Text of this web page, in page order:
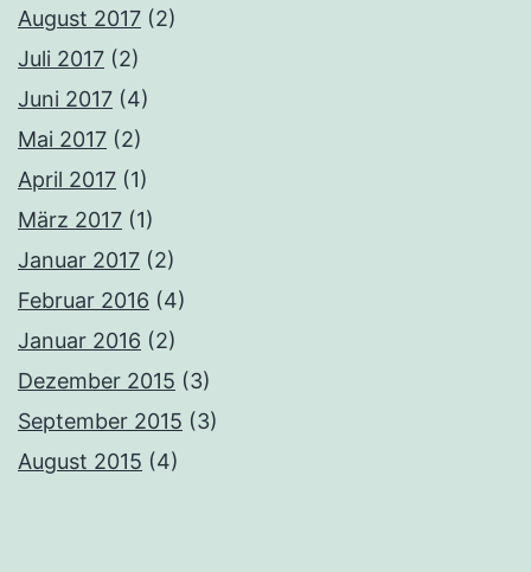
August 2017 (2)
Juli 2017 (2)
Juni 2017 (4)
Mai 2017 (2)
April 2017 (1)
März 2017 (1)
Januar 2017 (2)
Februar 2016 (4)
Januar 2016 (2)
Dezember 2015 (3)
September 2015 (3)
August 2015 (4)